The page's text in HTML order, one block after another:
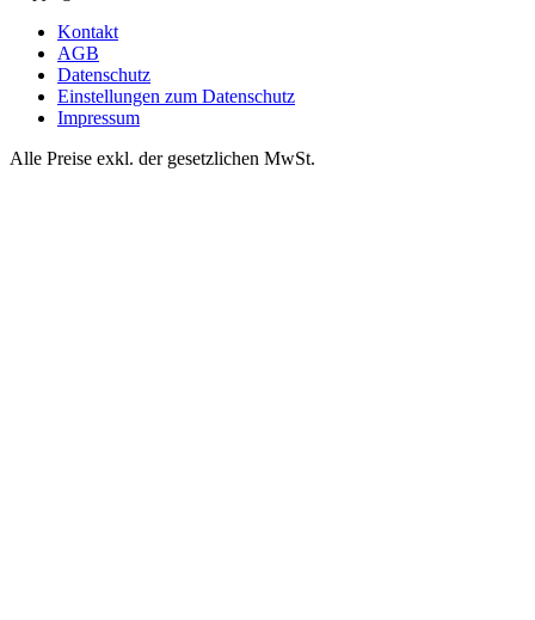
Kontakt
AGB
Datenschutz
Einstellungen zum Datenschutz
Impressum
Alle Preise exkl. der gesetzlichen MwSt.